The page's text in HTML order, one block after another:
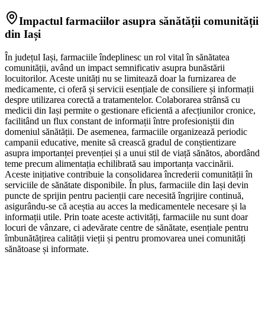
Impactul farmaciilor asupra sănătății comunității
din Iași
În județul Iași, farmaciile îndeplinesc un rol vital în sănătatea
comunității, având un impact semnificativ asupra bunăstării
locuitorilor. Aceste unități nu se limitează doar la furnizarea de
medicamente, ci oferă și servicii esențiale de consiliere și informații
despre utilizarea corectă a tratamentelor. Colaborarea strânsă cu
medicii din Iași permite o gestionare eficientă a afecțiunilor cronice,
facilitând un flux constant de informații între profesioniștii din
domeniul sănătății. De asemenea, farmaciile organizează periodic
campanii educative, menite să crească gradul de conștientizare
asupra importanței prevenției și a unui stil de viață sănătos, abordând
teme precum alimentația echilibrată sau importanța vaccinării.
Aceste inițiative contribuie la consolidarea încrederii comunității în
serviciile de sănătate disponibile. În plus, farmaciile din Iași devin
puncte de sprijin pentru pacienții care necesită îngrijire continuă,
asigurându-se că aceștia au acces la medicamentele necesare și la
informații utile. Prin toate aceste activități, farmaciile nu sunt doar
locuri de vânzare, ci adevărate centre de sănătate, esențiale pentru
îmbunătățirea calității vieții și pentru promovarea unei comunități
sănătoase și informate.